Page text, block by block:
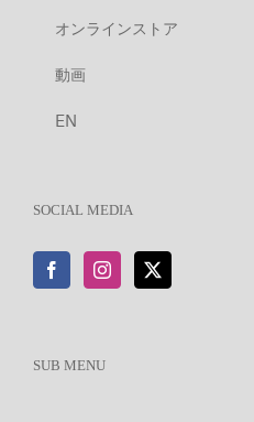
オンラインストア
動画
EN
SOCIAL MEDIA
SUB MENU